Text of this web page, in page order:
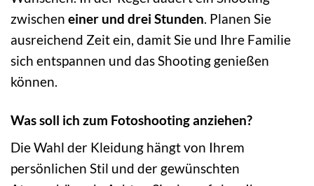
zwischen einer und drei Stunden. Planen Sie
ausreichend Zeit ein, damit Sie und Ihre Familie
sich entspannen und das Shooting genießen
können.
Was soll ich zum Fotoshooting anziehen?
Die Wahl der Kleidung hängt von Ihrem
persönlichen Stil und der gewünschten